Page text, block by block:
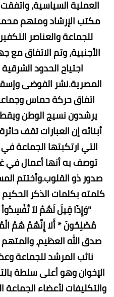
العملية السياسية،
مكتب الإرشاد ومنهم
للجماعة والعناصر
الأجنبية، وتم الاتفاق
اجتياح الحدود
المصرية.نشر الفوضى
اتفاق حركة حماس
يرشدون نسيج الوطن
أبنائه إن العبارات تقف
التي ارتكبتها الجماعة
توصف به أنها أعمال في
صدور ذو القلوب.وأختتم
كلمته بكلمات الذكر الحكيم
"وَإِذَا قِيلَ لَهُمْ لاَ
مُصْلِحُونَ * أَلا إِنَّهُمْ هُمُ
صدق الله العظيم،
نائب المرشد للجماعة
الإخوان وهو أعلى سلطة
والتكليفات لأعضاء الجماعة